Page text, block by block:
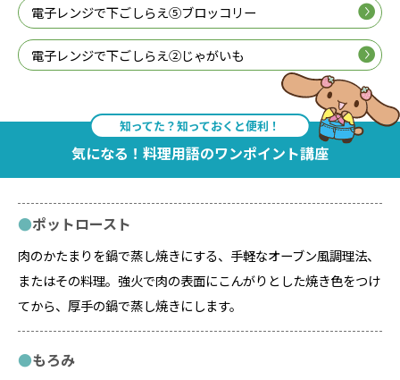
電子レンジで下ごしらえ⑤ブロッコリー
電子レンジで下ごしらえ②じゃがいも
知ってた？知っておくと便利！
気になる！料理用語のワンポイント講座
ポットロースト
肉のかたまりを鍋で蒸し焼きにする、手軽なオーブン風調理法、
またはその料理。強火で肉の表面にこんがりとした焼き色をつけ
てから、厚手の鍋で蒸し焼きにします。
もろみ